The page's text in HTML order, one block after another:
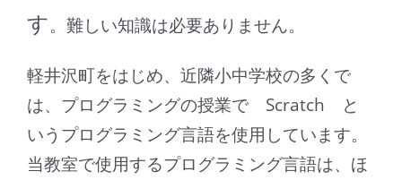
す。難しい知識は必要ありません。
軽井沢町をはじめ、近隣小中学校の多くで
は、プログラミングの授業で Scratch と
いうプログラミング言語を使用しています。
当教室で使用するプログラミング言語は、ほ